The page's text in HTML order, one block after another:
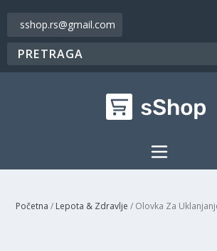
sshop.rs@gmail.com
Početna / Lepota & Zdravlje / Olovka Za